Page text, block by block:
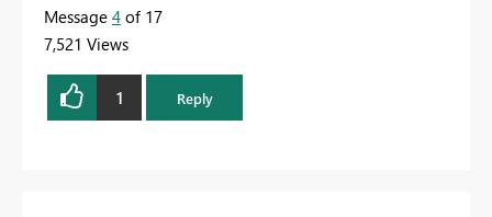
Message 4 of 17
7,521 Views
1 Reply